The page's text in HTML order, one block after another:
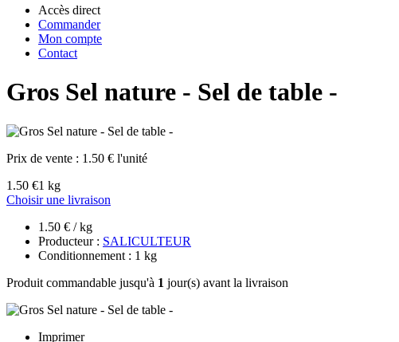
Accès direct
Commander
Mon compte
Contact
Gros Sel nature - Sel de table -
Prix de vente : 1.50 € l'unité
1.50 €1 kg
Choisir une livraison
1.50 € / kg
Producteur : SALICULTEUR
Conditionnement : 1 kg
Produit commandable jusqu'à 1 jour(s) avant la livraison
Imprimer